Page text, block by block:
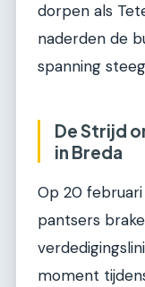
dorpen als
naderden de
spanning
De Strijd
in Breda
Op 20 februari
pantsers
moment